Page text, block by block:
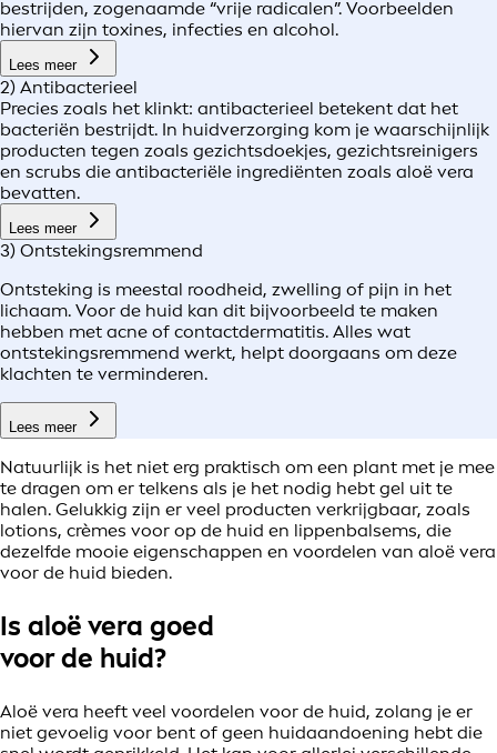
bestrijden, zogenaamde “vrije radicalen”. Voorbeelden
hiervan zijn toxines, infecties en alcohol.
Lees meer
2) Antibacterieel
Precies zoals het klinkt: antibacterieel betekent dat het
bacteriën bestrijdt. In huidverzorging kom je waarschijnlijk
producten tegen zoals gezichtsdoekjes, gezichtsreinigers
en scrubs die antibacteriële ingrediënten zoals aloë vera
bevatten.
Lees meer
3) Ontstekingsremmend
Ontsteking is meestal roodheid, zwelling of pijn in het
lichaam. Voor de huid kan dit bijvoorbeeld te maken
hebben met acne of contactdermatitis. Alles wat
ontstekingsremmend werkt, helpt doorgaans om deze
klachten te verminderen.
Lees meer
Natuurlijk is het niet erg praktisch om een plant met je mee
te dragen om er telkens als je het nodig hebt gel uit te
halen. Gelukkig zijn er veel producten verkrijgbaar, zoals
lotions, crèmes voor op de huid en lippenbalsems, die
dezelfde mooie eigenschappen en voordelen van aloë vera
voor de huid bieden.
Is aloë vera goed
voor de huid?
Aloë vera heeft veel voordelen voor de huid, zolang je er
niet gevoelig voor bent of geen huidaandoening hebt die